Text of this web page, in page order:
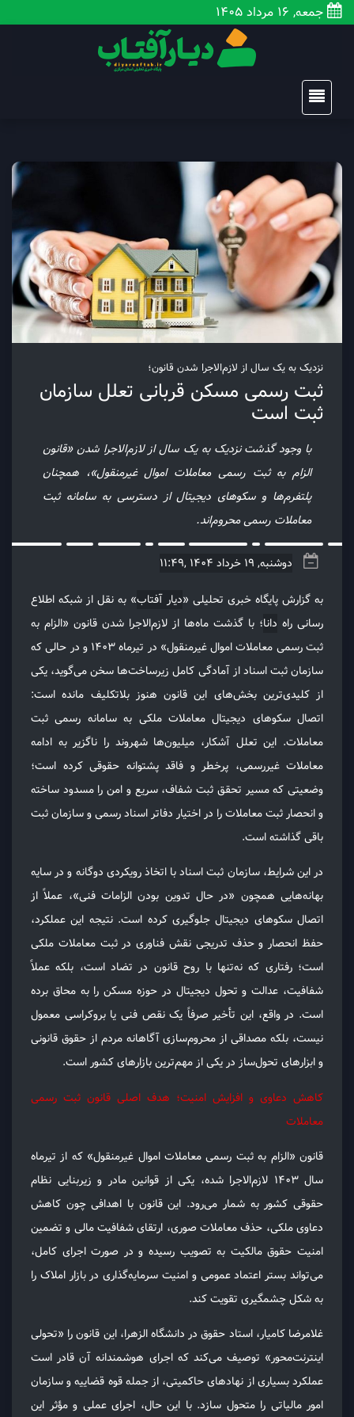
جمعه, 16 مرداد 1405
نزدیک به یک سال از لازم‌الاجرا شدن قانون؛
ثبت رسمی مسکن قربانی تعلل سازمان
ثبت است
با وجود گذشت نزدیک به یک سال از لازم‌الاجرا شدن «قانون
الزام به ثبت رسمی معاملات اموال غیرمنقول»، همچنان
پلتفرم‌ها و سکوهای دیجیتال از دسترسی به سامانه ثبت
معاملات رسمی محروم‌اند.
دوشنبه, 19 خرداد 1404 ,11:49
به گزارش پایگاه خبری تحلیلی «دیار آفتاب» به نقل از شبکه اطلاع
رسانی راه دانا؛ با گذشت ماه‌ها از لازم‌الاجرا شدن قانون «الزام به
ثبت رسمی معاملات اموال غیرمنقول» در تیرماه ۱۴۰۳ و در حالی که
سازمان ثبت اسناد از آمادگی کامل زیرساخت‌ها سخن می‌گوید، یکی
از کلیدی‌ترین بخش‌های این قانون هنوز بلاتکلیف مانده است:
اتصال سکوهای دیجیتال معاملات ملکی به سامانه رسمی ثبت
معاملات. این تعلل آشکار، میلیون‌ها شهروند را ناگزیر به ادامه
معاملات غیررسمی، پرخطر و فاقد پشتوانه حقوقی کرده است؛
وضعیتی که مسیر تحقق ثبت شفاف، سریع و امن را مسدود ساخته
و انحصار ثبت معاملات را در اختیار دفاتر اسناد رسمی و سازمان ثبت
باقی گذاشته است.
در این شرایط، سازمان ثبت اسناد با اتخاذ رویکردی دوگانه و در سایه
بهانه‌هایی همچون «در حال تدوین بودن الزامات فنی»، عملاً از
اتصال سکوهای دیجیتال جلوگیری کرده است. نتیجه این عملکرد،
حفظ انحصار و حذف تدریجی نقش فناوری در ثبت معاملات ملکی
است؛ رفتاری که نه‌تنها با روح قانون در تضاد است، بلکه عملاً
شفافیت، عدالت و تحول دیجیتال در حوزه مسکن را به محاق برده
است. در واقع، این تأخیر صرفاً یک نقص فنی یا بروکراسی معمول
نیست، بلکه مصداقی از محروم‌سازی آگاهانه مردم از حقوق قانونی
و ابزارهای تحول‌ساز در یکی از مهم‌ترین بازارهای کشور است.
کاهش دعاوی و افزایش امنیت؛ هدف اصلی قانون ثبت رسمی
معاملات
قانون «الزام به ثبت رسمی معاملات اموال غیرمنقول» که از تیرماه
سال ۱۴۰۳ لازم‌الاجرا شده، یکی از قوانین مادر و زیربنایی نظام
حقوقی کشور به شمار می‌رود. این قانون با اهدافی چون کاهش
دعاوی ملکی، حذف معاملات صوری، ارتقای شفافیت مالی و تضمین
امنیت حقوق مالکیت به تصویب رسیده و در صورت اجرای کامل،
می‌تواند بستر اعتماد عمومی و امنیت سرمایه‌گذاری در بازار املاک را
به شکل چشمگیری تقویت کند.
غلامرضا کامیار، استاد حقوق در دانشگاه الزهرا، این قانون را «تحولی
اینترنت‌محور» توصیف می‌کند که اجرای هوشمندانه آن قادر است
عملکرد بسیاری از نهادهای حاکمیتی، از جمله قوه قضاییه و سازمان
امور مالیاتی را متحول سازد. با این حال، اجرای عملی و مؤثر این